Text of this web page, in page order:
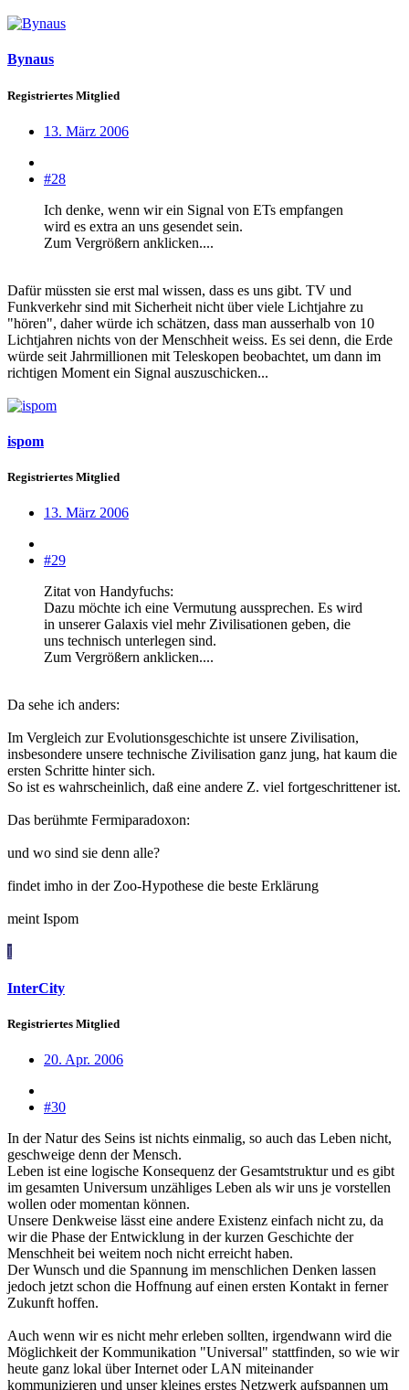
Bynaus
Registriertes Mitglied
13. März 2006
#28
Ich denke, wenn wir ein Signal von ETs empfangen
wird es extra an uns gesendet sein.
Zum Vergrößern anklicken....
Dafür müssten sie erst mal wissen, dass es uns gibt. TV und
Funkverkehr sind mit Sicherheit nicht über viele Lichtjahre zu
"hören", daher würde ich schätzen, dass man ausserhalb von 10
Lichtjahren nichts von der Menschheit weiss. Es sei denn, die Erde
würde seit Jahrmillionen mit Teleskopen beobachtet, um dann im
richtigen Moment ein Signal auszuschicken...
ispom
Registriertes Mitglied
13. März 2006
#29
Zitat von Handyfuchs:
Dazu möchte ich eine Vermutung aussprechen. Es wird
in unserer Galaxis viel mehr Zivilisationen geben, die
uns technisch unterlegen sind.
Zum Vergrößern anklicken....
Da sehe ich anders:
Im Vergleich zur Evolutionsgeschichte ist unsere Zivilisation,
insbesondere unsere technische Zivilisation ganz jung, hat kaum die
ersten Schritte hinter sich.
So ist es wahrscheinlich, daß eine andere Z. viel fortgeschrittener ist.
Das berühmte Fermiparadoxon:
und wo sind sie denn alle?
findet imho in der Zoo-Hypothese die beste Erklärung
meint Ispom
I
InterCity
Registriertes Mitglied
20. Apr. 2006
#30
In der Natur des Seins ist nichts einmalig, so auch das Leben nicht,
geschweige denn der Mensch.
Leben ist eine logische Konsequenz der Gesamtstruktur und es gibt
im gesamten Universum unzähliges Leben als wir uns je vorstellen
wollen oder momentan können.
Unsere Denkweise lässt eine andere Existenz einfach nicht zu, da
wir die Phase der Entwicklung in der kurzen Geschichte der
Menschheit bei weitem noch nicht erreicht haben.
Der Wunsch und die Spannung im menschlichen Denken lassen
jedoch jetzt schon die Hoffnung auf einen ersten Kontakt in ferner
Zukunft hoffen.
Auch wenn wir es nicht mehr erleben sollten, irgendwann wird die
Möglichkeit der Kommunikation "Universal" stattfinden, so wie wir
heute ganz lokal über Internet oder LAN miteinander
kommunizieren und unser kleines erstes Netzwerk aufspannen um